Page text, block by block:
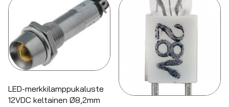
LED-merkkilamppukaluste
12VDC keltainen Ø8,2mm